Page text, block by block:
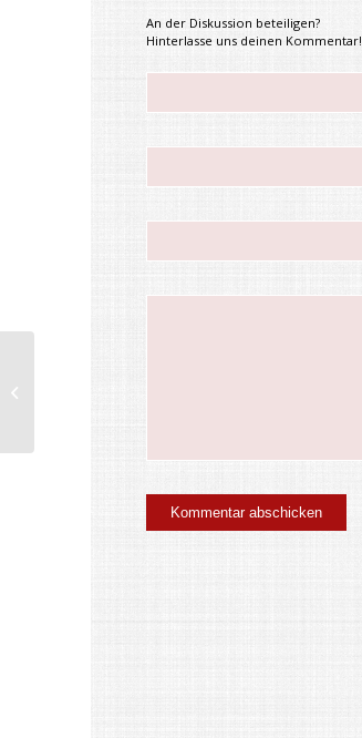
An der Diskussion beteiligen?
Hinterlasse uns deinen Kommentar!